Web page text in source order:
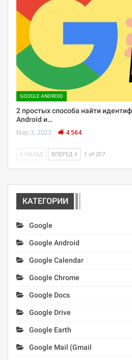
GOOGLE ANDROID
2 простых способа найти
Android и…
Мар 3, 2023 4 564
НАЗАД ВПЕРЕД 1 of 207
КАТЕГОРИИ
Google
Google Android
Google Calendar
Google Chrome
Google Docs
Google Drive
Google Earth
Google Mail (Gmail